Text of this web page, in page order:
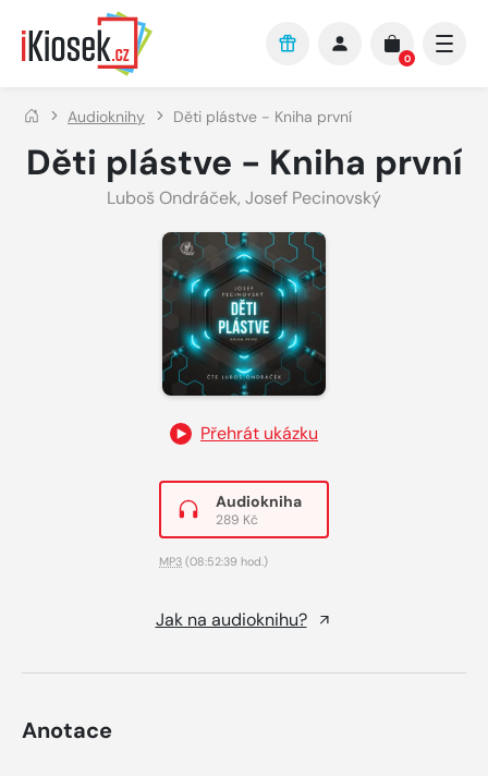
Přejít na hlavní obsah
0
Audioknihy Děti plástve - Kniha první
Děti plástve - Kniha první
Luboš Ondráček, Josef Pecinovský
Přehrát ukázku
Audiokniha
289 Kč
MP3 (08:52:39 hod.)
Jak na audioknihu?
Anotace